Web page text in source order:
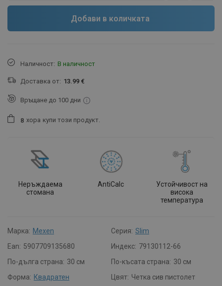
Добави в количката
Наличност: В наличност
Доставка от: 13.99 €
Връщане до 100 дни
8 хора купи този продукт.
Неръждаема
стомана
AntiCalc
Устойчивост на
висока
температура
Марка: Mexen Серия: Slim
Ean: 5907709135680 Индекс: 79130112-66
По-дълга страна: 30 см По-късата страна: 30 см
Форма: Квадратен Цвят: Четка сив пистолет